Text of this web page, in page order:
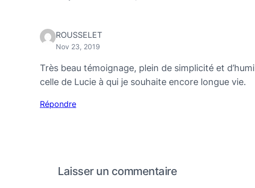
ROUSSELET
Nov 23, 2019
Très beau témoignage, plein de simplicité et
celle de Lucie à qui je souhaite encore longue vie.
Répondre
Laisser un commentaire